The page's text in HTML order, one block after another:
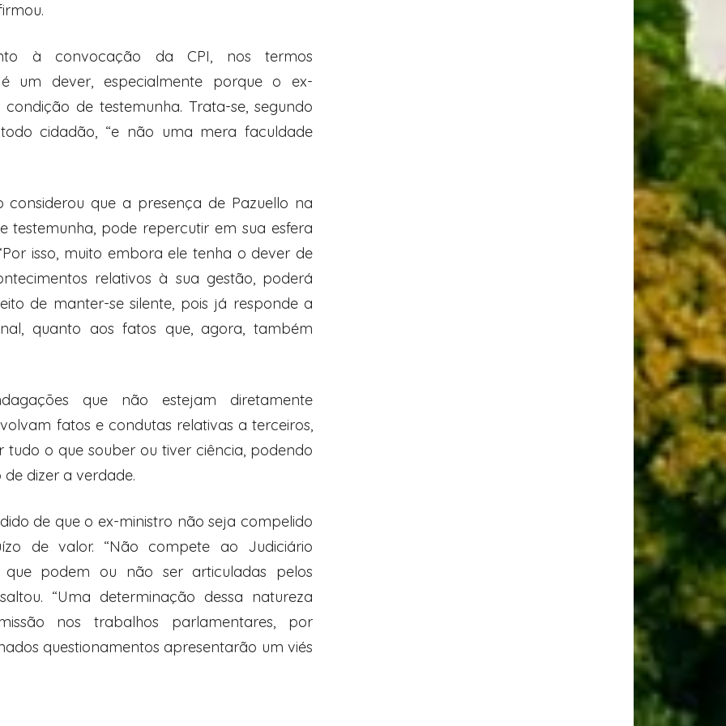
à convocação da CPI, nos termos
é um dever, especialmente porque o ex-
de testemunha. Trata-se, segundo
cidadão, “e não uma mera faculdade
que a presença de Pazuello na
testemunha, pode repercutir em sua esfera
isso, muito embora ele tenha o dever de
relativos à sua gestão, poderá
de manter-se silente, pois já responde a
quanto aos fatos que, agora, também
que não estejam diretamente
fatos e condutas relativas a terceiros,
o que souber ou tiver ciência, podendo
dizer a verdade.
de que o ex-ministro não seja compelido
de valor. “Não compete ao Judiciário
podem ou não ser articuladas pelos
“Uma determinação dessa natureza
nos trabalhos parlamentares, por
questionamentos apresentarão um viés